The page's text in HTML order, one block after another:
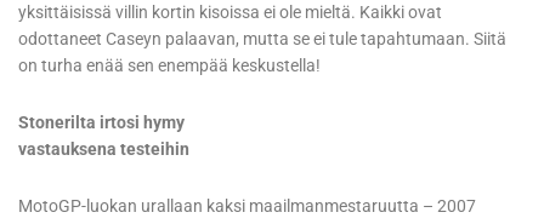
yksittäisissä villin kortin kisoissa ei ole mieltä. Kaikki ovat
odottaneet Caseyn palaavan, mutta se ei tule tapahtumaan. Siitä
on turha enää sen enempää keskustella!
Stonerilta irtosi hymy
vastauksena testeihin
MotoGP-luokan urallaan kaksi maailmanmestaruutta – 2007